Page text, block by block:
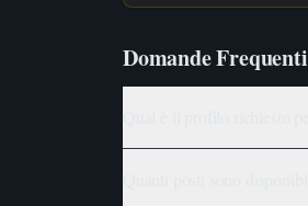
Domande Frequenti